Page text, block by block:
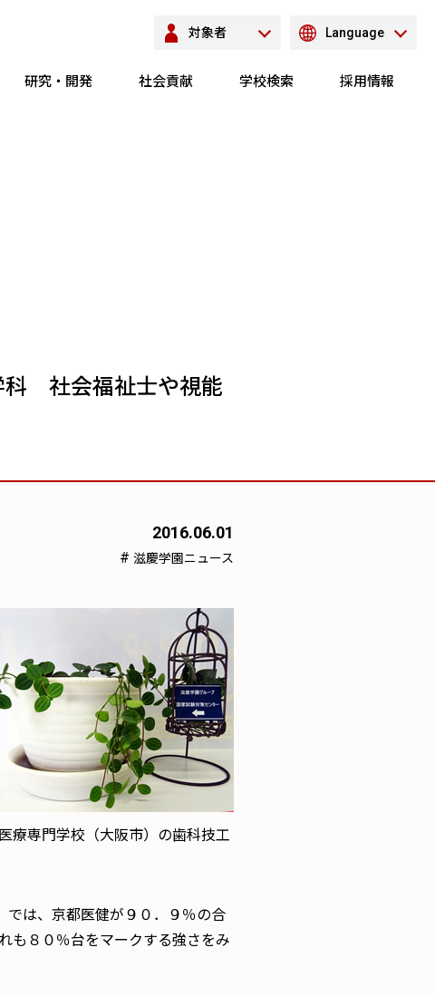
研究・開発 社会貢献 学校検索 採用情報
対象者 Language
科 社会福祉士や視能
2016.06.01
# 滋慶学園ニュース
療専門学校（大阪市）の歯科技工
では、京都医健が９０．９％の合
も８０％台をマークする強さをみ